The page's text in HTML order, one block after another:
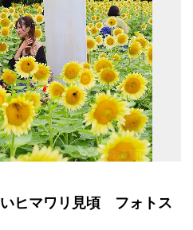
ヒマワリ見頃 フォトス